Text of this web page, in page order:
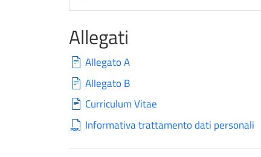
Allegati
Allegato A
Allegato B
Curriculum Vitae
Informativa trattamento dati personali